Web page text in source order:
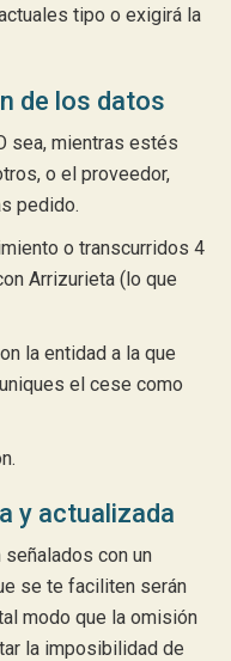
tipo o exigirá la
de los datos
sea, mientras estés
o el proveedor,
pedido.
o transcurridos 4
Arrizurieta (lo que
la entidad a la que
el cese como
y actualizada
con un
se te faciliten serán
modo que la omisión
la imposibilidad de